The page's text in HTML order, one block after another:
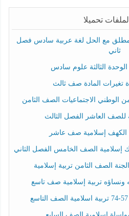
تحميلا
مع الحل لغة عربية سادس فصل
ثاني
الثالثة علوم سادس
تغيرات المادة صف ثالث
الوطني الاجتماعيات الصف الثامن
للصف العاشر الفصل الثالث
إسلامية صف عاشر
الصف الخامس الفصل الثاني
الصف الثامن تربية إسلامية
تربية إسلامية صف تاسع